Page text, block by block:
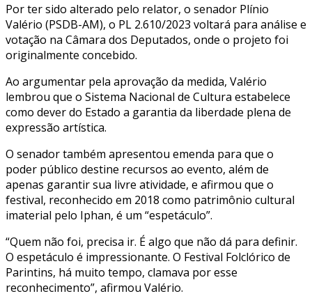
Por ter sido alterado pelo relator, o senador Plínio
Valério (PSDB-AM), o PL 2.610/2023 voltará para análise e
votação na Câmara dos Deputados, onde o projeto foi
originalmente concebido.
Ao argumentar pela aprovação da medida, Valério
lembrou que o Sistema Nacional de Cultura estabelece
como dever do Estado a garantia da liberdade plena de
expressão artística.
O senador também apresentou emenda para que o
poder público destine recursos ao evento, além de
apenas garantir sua livre atividade, e afirmou que o
festival, reconhecido em 2018 como patrimônio cultural
imaterial pelo Iphan, é um “espetáculo”.
“Quem não foi, precisa ir. É algo que não dá para definir.
O espetáculo é impressionante. O Festival Folclórico de
Parintins, há muito tempo, clamava por esse
reconhecimento”, afirmou Valério.